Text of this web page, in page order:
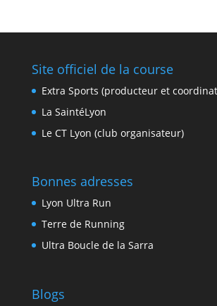
Site officiel de la course
Extra Sports (producteur et
La SaintéLyon
Le CT Lyon (club organisateur)
Bonnes adresses
Lyon Ultra Run
Terre de Running
Ultra Boucle de la Sarra
Blogs